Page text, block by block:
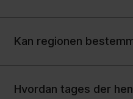
Kan regionen
Hvordan tages der